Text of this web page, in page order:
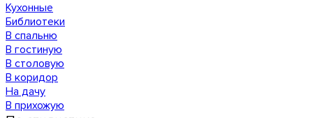
Кухонные
Библиотеки
В спальню
В гостиную
В столовую
В коридор
На дачу
В прихожую